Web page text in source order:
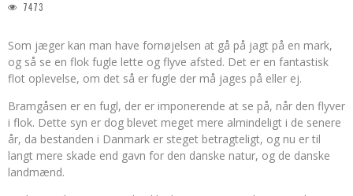
7473
Som jæger kan man have fornøjelsen at gå på jagt på en mark,
og så se en flok fugle lette og flyve afsted. Det er en fantastisk
flot oplevelse, om det så er fugle der må jages på eller ej.
Bramgåsen er en fugl, der er imponerende at se på, når den flyver
i flok. Dette syn er dog blevet meget mere almindeligt i de senere
år, da bestanden i Danmark er steget betragteligt, og nu er til
langt mere skade end gavn for den danske natur, og de danske
landmænd.